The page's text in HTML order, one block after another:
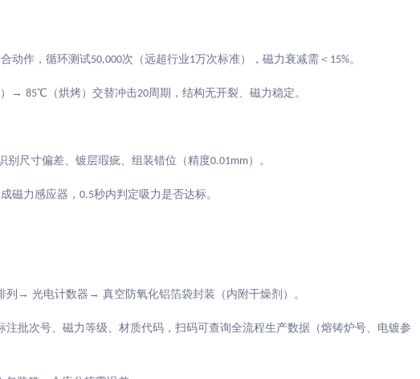
动作，循环测试50,000次（远超行业1万次标准），磁力衰减需＜ 15%。
→ 85℃（烘烤）交替冲击20周期，结构无开裂、磁力稳定。
别尺寸偏差、镀层瑕疵、组装错位（精度0.01mm）。
磁力感应器， 0.5秒内判定吸力是否达标。
列→ 光电计数器→ 真空防氧化铝箔袋封装（内附干燥剂）。
注批次号、磁力等级、材质代码，扫码可查询全流程生产数据（熔铸炉号、电镀参